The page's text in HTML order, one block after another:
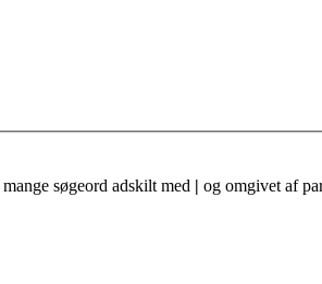
søgeord adskilt med | og omgivet af